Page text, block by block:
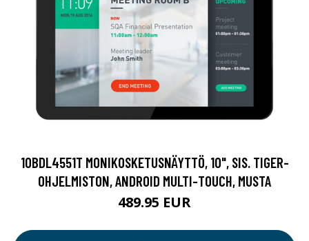
10BDL4551T MONIKOSKETUSNÄYTTÖ, 10", SIS. TIGER-
OHJELMISTON, ANDROID MULTI-TOUCH, MUSTA
489.95 EUR